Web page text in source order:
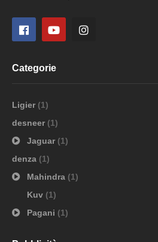
Categorie
Ligier (1)
desneer (1)
Jaguar (1)
denza (1)
Mahindra (1)
Kuv (1)
Pagani (1)